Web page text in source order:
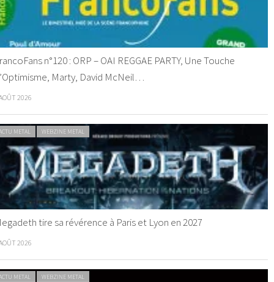
n°120 : ORP – OAI REGGAE PARTY, Une Touche
Marty, David McNeil…
2026
METAL WEBZINE METAL
tire sa révérence à Paris et Lyon en 2027
2026
METAL WEBZINE METAL